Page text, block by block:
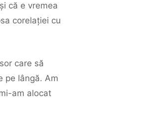
că e vremea
corelației cu
care să
pe lângă. Am
am alocat